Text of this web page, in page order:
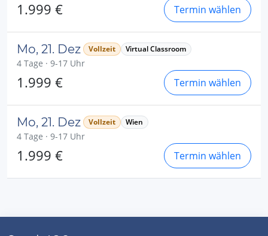
1.999 € Termin wählen
Mo, 21. Dez Vollzeit Virtual Classroom
4 Tage · 9-17 Uhr
1.999 € Termin wählen
Mo, 21. Dez Vollzeit Wien
4 Tage · 9-17 Uhr
1.999 € Termin wählen